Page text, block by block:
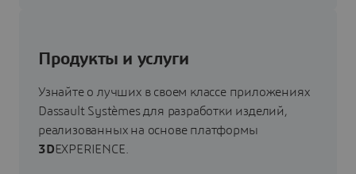
Продукты и услуги
Узнайте о лучших в своем классе приложениях
Dassault Systèmes для разработки изделий,
реализованных на основе платформы
3DEXPERIENCE.